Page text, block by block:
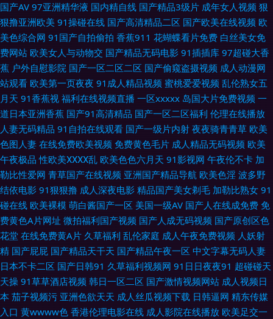
费观看 91午夜电影 操碰人人 豆花91网 久久草热婷婷网站 www99草草草 久
久波多野视频 欧美性交综合网站 日韩无码下载 成人国产 国产在线92 欧美日
韩00 日本熟女自拍 色色四区 无码人妻熟妇av 尤物视频官网 97国产精品 超
碰日日夜夜 黄色仓库看片 久热精品视频在线 欧美综合123 日韩欧美另类视
频 亚洲AV狼友网 91官网在线观看 操碰资源97 福利视频99 激情午夜中国 女
同91 三级片精品在线 伊人综合影院AV 久草视频在线资源 欧美97色色 日本
91 午夜剧场超碰 在线老司机大香蕉 91做爱视频 超碰看自拍 国产区五五区
久草资源福利 欧美怡红院 五月天干逼网站2 在线思瑞影院 国产精品免费熟女
久草午夜福利 欧洲色淫网 少妇草草操 亚洲日本性爱 99啪啪热 超碰在线37
国产人妖另类 五月丁香成人社区 91精品吴梦梦 a片三级片 成人在线网址 九
国产AV 97亚洲精华液 国内精自线 国产精品3级片 成年女人视频 狠
狠撸亚洲欧美 91操碰在线 国产高清精品二区 国产欧美在线视频 欧
美色综合网 91国产自拍偷拍 香蕉911 花蝴蝶看片免费 白丝美女免
费网站 欧美女人与动物交 国产精品无码电影 91插插库 97超碰大香
蕉 户外自慰影院 国产一区二区二区 国产偷窥盗摄视频 成人动漫网
站观看 欧美第一页夜夜 91成人精品视频 蜜桃爱爱视频 乱伦熟女五
月天 91香蕉视 福利在线视频直播 一区xxxxx 岛国大片免费视频 一
道日本亚洲香蕉 国产91高清精品 国产一区二区福利 伦理在线播放
人妻无码精品 91自拍在线观看 国产一级片内射 夜夜骑青青草 欧美
色图人妻 在线免费欧美视频 免费黄色毛片 成人精品无码视频 欧美
午夜极品 性欧美ⅩⅩⅩⅩ乱 欧美色色六月天 91影视网 午夜伦不卡 加
勒比性爱网 青草国产在线视频 亚洲国产精品导航 欧美色淫 波多野
结依电影 91狠狠撸 成人深夜电影 精品国产美女剃毛 加勒比熟女 91
碰在线 欧美裸模 萌白酱国产一区 美国一级AV 国产人在线成免费 免
费黄色A片网址 微拍福利国产视频 国产人成无码视频 国产原创区色
花堂 在线免费黄A片 久草福利 乱伦家庭 成人午夜免费视频 人妖射
精 国产屁屁 国产精品天干天 国产精品午夜一区 中文字幕无码人妻
日本不卡二区 国产日韩91 久草福利视频网 91日日夜夜91 超碰碰天
天操 91草草酒店视频 韩日一区二区 国产激情视频网站 成人视频日
本 茄子视频污 亚洲色欲天天 成人丝瓜视频下载 日韩逼网 精东传媒
入口 黄wwww色 香港伦理电影在线 成人影院在线播放 欧美足交一